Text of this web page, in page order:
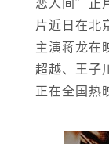
片近日在北
主演蒋龙在
超越、王子
正在全国热